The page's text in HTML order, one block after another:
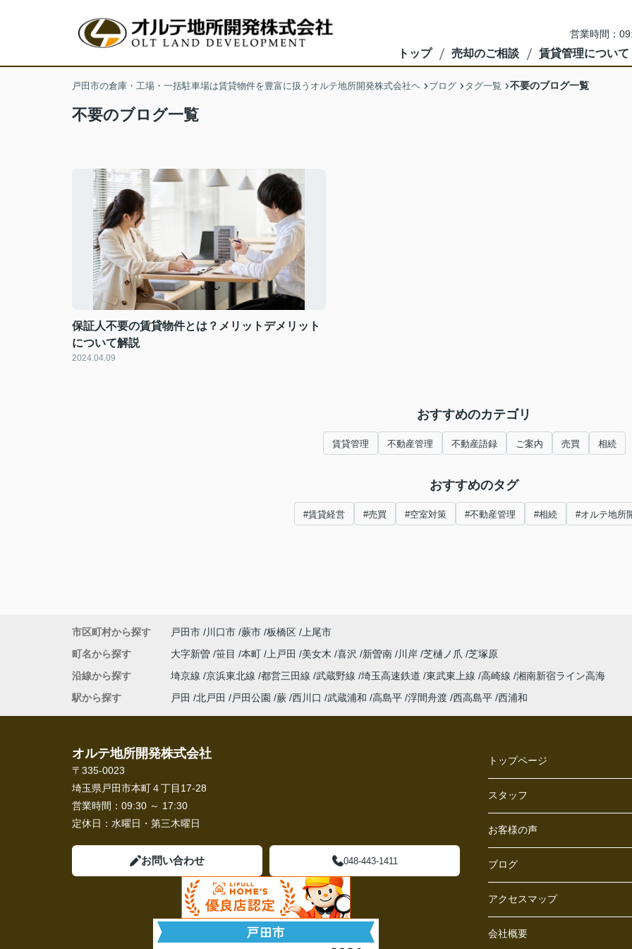
営業時間：
トップ 売却のご相談 賃貸管理について
戸田市の倉庫・工場・一括駐車場は賃貸物件を豊富に扱うオルテ地所開発株式会社ヘ ブログ タグ一覧 不要のブログ一覧
不要のブログ一覧
保証人不要の賃貸物件とは？メリットデメリット
について解説
2024.04.09
おすすめのカテゴリ
賃貸管理 不動産管理 不動産語録 ご案内 売買 相続
おすすめのタグ
#賃貸経営 #売買 #空室対策 #不動産管理 #相続 #オルテ地所
市区町村から探す 戸田市 川口市 蕨市 板橋区
上尾市
町名から探す
大字新曽 笹目 本町 上戸田 美女木 喜沢 新曽南 川岸 芝樋ノ爪
芝塚原
沿線から探す
埼京線 京浜東北線 都営三田線 武蔵野線 埼玉高速鉄道 東武東上線 高崎線 湘南新宿ライン高海
駅から探す
戸田 北戸田 戸田公園 蕨 西川口 武蔵浦和 高島平 浮間舟渡 西高島平 西浦和
オルテ地所開発株式会社
〒335-0023
埼玉県戸田市本町４丁目17-28
営業時間： 09:30 ～ 17:30
定休日： 水曜日・第三木曜日
お問い合わせ 048-443-1411
トップページ
スタッフ
お客様の声
ブログ
アクセスマップ
会社概要